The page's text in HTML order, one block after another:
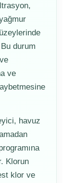
durum
ve
havuz
Klorun
klor ve